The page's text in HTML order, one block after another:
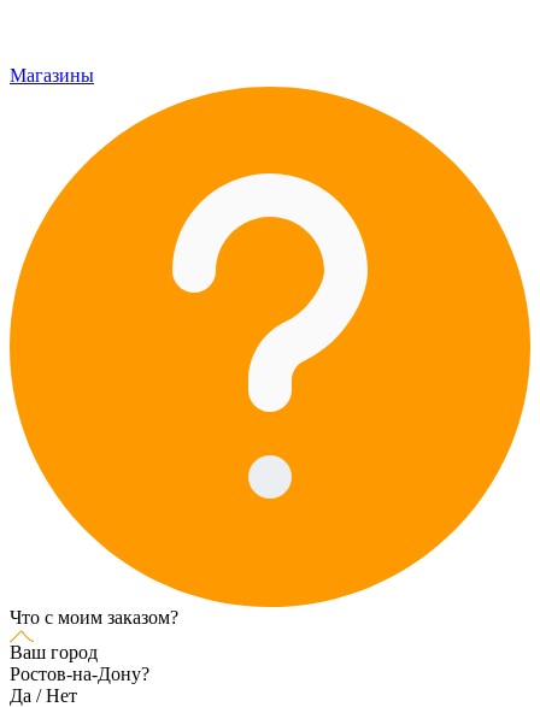
Магазины
Что с моим заказом?
Ваш город
Ростов-на-Дону?
Да /Нет